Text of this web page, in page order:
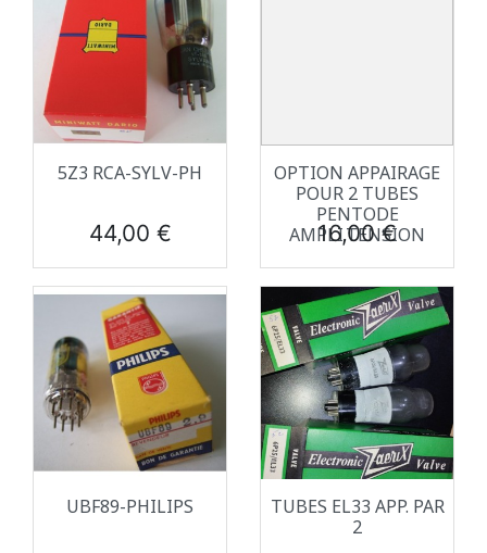
5Z3 RCA-SYLV-PH
Prix
44,00 €
OPTION APPAIRAGE
POUR 2 TUBES
PENTODE
AMPLI.TENSION
Prix
16,00 €
UBF89-PHILIPS
TUBES EL33 APP. PAR
2